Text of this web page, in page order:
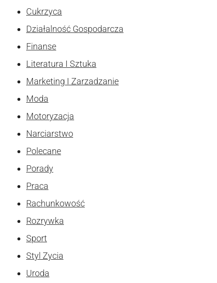
Cukrzyca
Działalność Gospodarcza
Finanse
Literatura I Sztuka
Marketing I Zarzadzanie
Moda
Motoryzacja
Narciarstwo
Polecane
Porady
Praca
Rachunkowość
Rozrywka
Sport
Styl Zycia
Uroda